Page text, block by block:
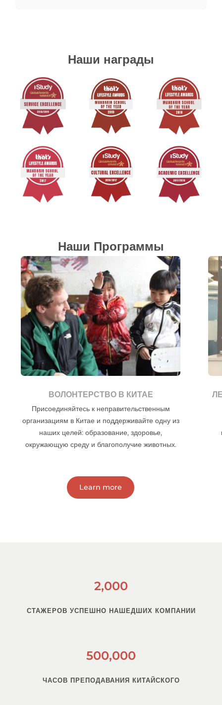
Наши награды
Наши Программы
ВОЛОНТЕРСТВО В КИТАЕ
Присоединяйтесь к неправительственным
организациям в Китае и поддерживайте одну из
наших целей: образование, здоровье,
окружающую среду и благополучие животных.
Learn more
2,000
СТАЖЕРОВ УСПЕШНО НАШЕДШИХ КОМПАНИИ
500,000
ЧАСОВ ПРЕПОДАВАНИЯ КИТАЙСКОГО